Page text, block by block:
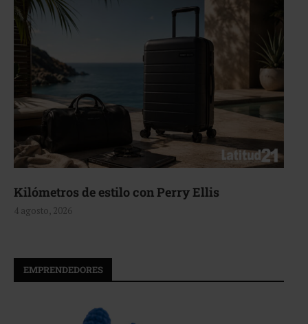
Perry Ellis Aerie, texturas que
EMPRENDEDORES